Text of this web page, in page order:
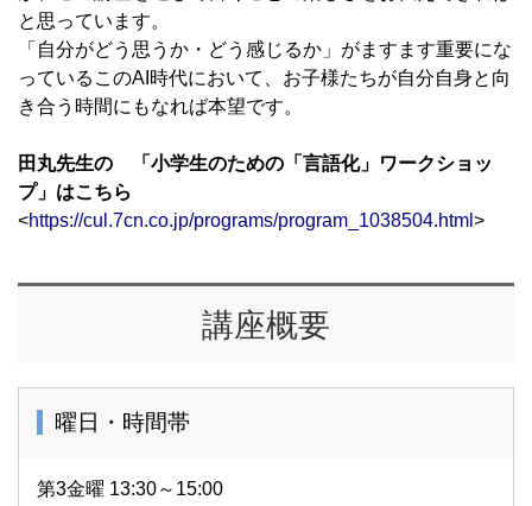
と思っています。
「自分がどう思うか・どう感じるか」がますます重要にな
っているこのAI時代において、お子様たちが自分自身と向
き合う時間にもなれば本望です。
田丸先生の 「小学生のための「言語化」ワークショッ
プ」はこちら
<https://cul.7cn.co.jp/programs/program_1038504.html >
講座概要
曜日・時間帯
第3金曜 13:30～15:00